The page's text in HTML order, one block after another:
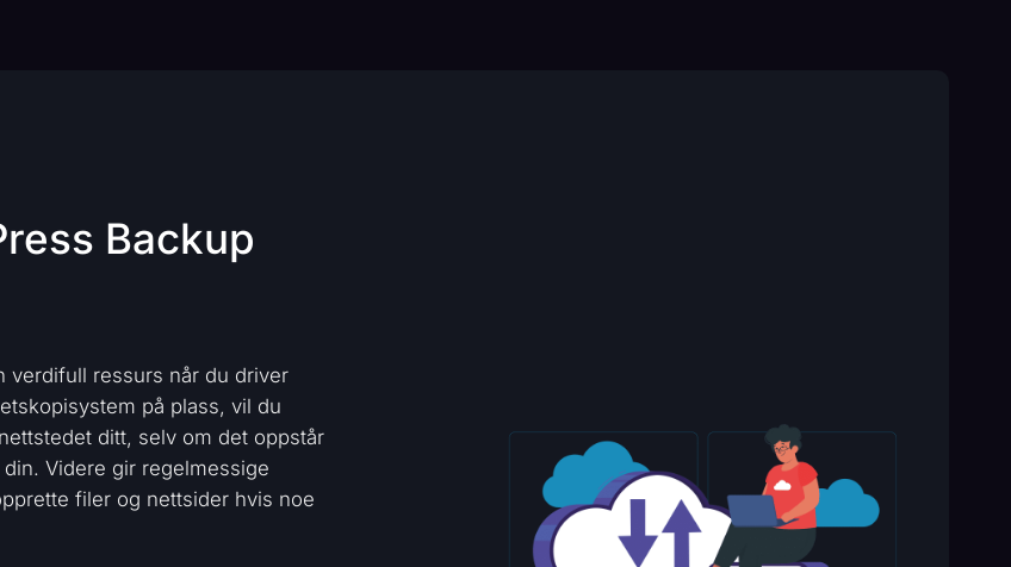
Backup
verdifull ressurs når du driver
på plass, vil du
ditt, selv om det oppstår
Videre gir regelmessige
filer og nettsider hvis noe